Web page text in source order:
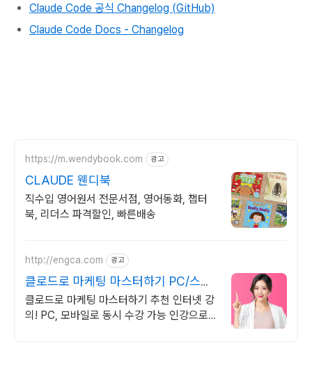
Claude Code 공식 Changelog (GitHub)
Claude Code Docs - Changelog
https://m.wendybook.com 광고
CLAUDE 웬디북
직수입 영어원서 전문서점, 영어동화, 챕터
북, 리더스 파격할인, 빠른배송
http://engca.com 광고
클로드로 마케팅 마스터하기 PC/스마
트폰 동영상강의
클로드로 마케팅 마스터하기 추천 인터넷 강
의! PC, 모바일로 동시 수강 가능 인강으로